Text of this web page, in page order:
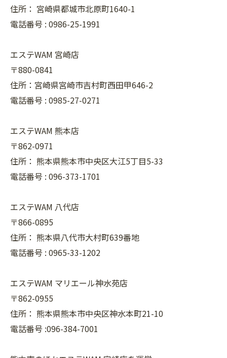
住所： 宮崎県都城市北原町1640-1
電話番号 : 0986-25-1991
エステWAM 宮崎店
〒880-0841
住所：宮崎県宮崎市吉村町西田甲646-2
電話番号 : 0985-27-0271
エステWAM 熊本店
〒862-0971
住所： 熊本県熊本市中央区大江5丁目5-33
電話番号 : 096-373-1701
エステWAM 八代店
〒866-0895
住所： 熊本県八代市大村町639番地
電話番号 : 0965-33-1202
エステWAM マリエール神水苑店
〒862-0955
住所： 熊本県熊本市中央区神水本町21-10
電話番号 :096-384-7001